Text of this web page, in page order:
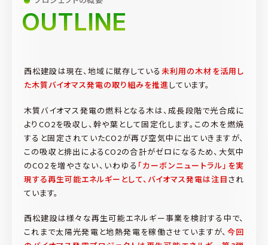
OUTLINE
西松建設は現在、地域に賦存している 未利用の木材を活用し
た木質バイオマス発電の取り組みを推進 しています。
木質バイオマス発電の燃料となる木は、成長段階で光合成に
よりCO2を吸収し、幹や葉として固定化します。この木を燃焼
すると固定されていたCO2が再び空気中に出ていきますが、
この吸収と排出によるCO2の合計がゼロになるため、大気中
のCO2を増やさない、いわゆる 「カーボンニュートラル」を実
現する再生可能エネルギーとして、バイオマス発電は注目され
ています。
西松建設は様々な再生可能エネルギー事業を検討する中で、
これまで太陽光発電と地熱発電を稼働させていますが、 今回